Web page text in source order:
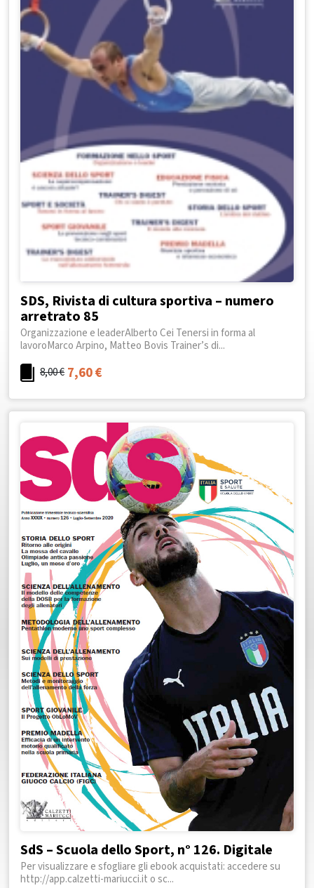
SDS, Rivista di cultura sportiva – numero
arretrato 85
Organizzazione e leaderAlberto Cei Tenersi in forma al
lavoroMarco Arpino, Matteo Bovis Trainer’s di...
8,00€ 7,60€
SdS – Scuola dello Sport, n° 126. Digitale
Per visualizzare e sfogliare gli ebook acquistati: accedere su
http://app.calzetti-mariucci.it o sc...